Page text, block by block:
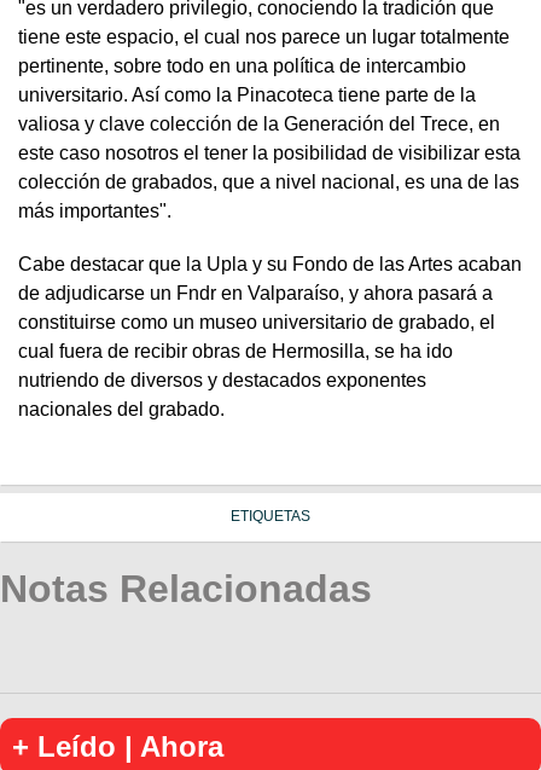
"es un verdadero privilegio, conociendo la tradición que
tiene este espacio, el cual nos parece un lugar totalmente
pertinente, sobre todo en una política de intercambio
universitario. Así como la Pinacoteca tiene parte de la
valiosa y clave colección de la Generación del Trece, en
este caso nosotros el tener la posibilidad de visibilizar esta
colección de grabados, que a nivel nacional, es una de las
más importantes".
Cabe destacar que la Upla y su Fondo de las Artes acaban
de adjudicarse un Fndr en Valparaíso, y ahora pasará a
constituirse como un museo universitario de grabado, el
cual fuera de recibir obras de Hermosilla, se ha ido
nutriendo de diversos y destacados exponentes
nacionales del grabado.
ETIQUETAS
Notas Relacionadas
+ Leído | Ahora